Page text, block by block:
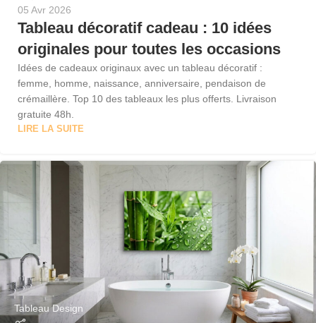
05 Avr 2026
Tableau décoratif cadeau : 10 idées
originales pour toutes les occasions
Idées de cadeaux originaux avec un tableau décoratif :
femme, homme, naissance, anniversaire, pendaison de
crémaillère. Top 10 des tableaux les plus offerts. Livraison
gratuite 48h.
LIRE LA SUITE
Tableau Design